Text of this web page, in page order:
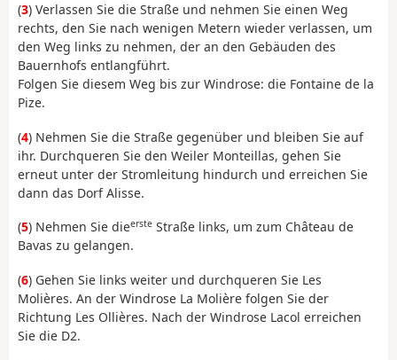
(3) Verlassen Sie die Straße und nehmen Sie einen Weg
rechts, den Sie nach wenigen Metern wieder verlassen, um
den Weg links zu nehmen, der an den Gebäuden des
Bauernhofs entlangführt.
Folgen Sie diesem Weg bis zur Windrose: die Fontaine de la
Pize.
(4) Nehmen Sie die Straße gegenüber und bleiben Sie auf
ihr. Durchqueren Sie den Weiler Monteillas, gehen Sie
erneut unter der Stromleitung hindurch und erreichen Sie
dann das Dorf Alisse.
(5) Nehmen Sie dieerste Straße links, um zum Château de
Bavas zu gelangen.
(6) Gehen Sie links weiter und durchqueren Sie Les
Molières. An der Windrose La Molière folgen Sie der
Richtung Les Ollières. Nach der Windrose Lacol erreichen
Sie die D2.